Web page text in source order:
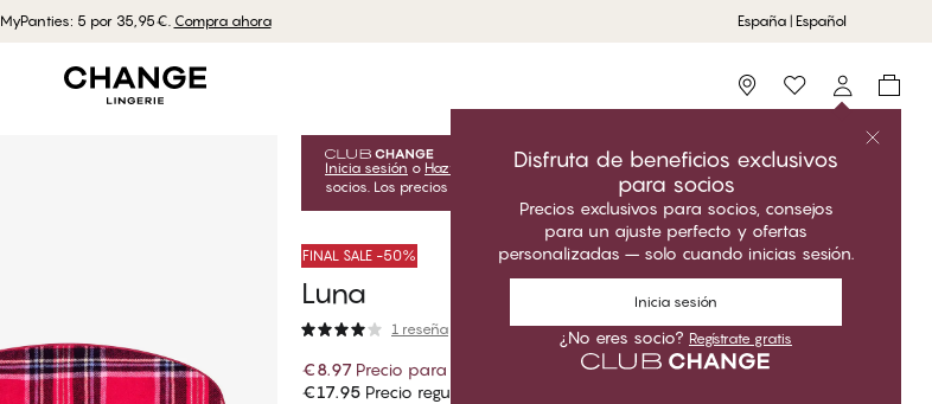
MyPanties: 5 por 35,95€. Compra ahora España | Español
Storefinder
Disfruta de beneficios exclusivos
para socios
Precios exclusivos para socios, consejos
para un ajuste perfecto y ofertas
personalizadas – solo cuando inicias sesión.
Inicia sesión
¿No eres socio? Regístrate gratis
Inicia sesión o Hazte socio
para desbloquear las ofertas exclusivas para
socios. Los precios del Club solo son válidos cuando estás conectado.
FINAL SALE -50%
Luna
1 reseña
€8.97 Precio para socios
€17.95 Precio regular